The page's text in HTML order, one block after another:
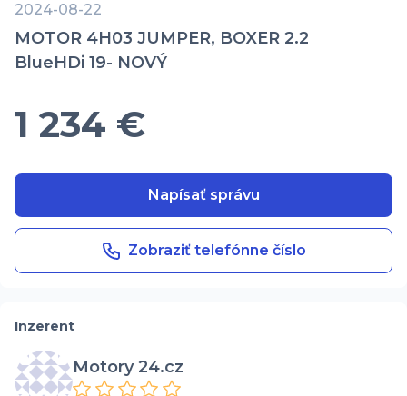
Inzerent
Motory 24.cz
2024-08-22
MOTOR 4H03 JUMPER, BOXER 2.2
BlueHDi 19- NOVÝ
1 234 €
Napísať správu
Zobraziť telefónne číslo